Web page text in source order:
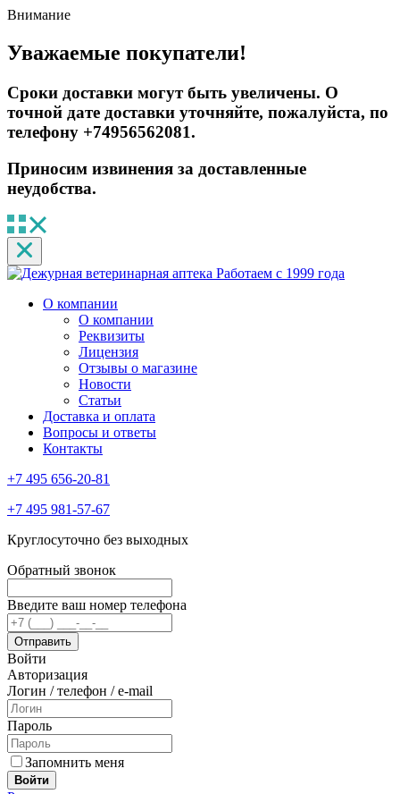
Внимание
Уважаемые покупатели!
Сроки доставки могут быть увеличены. О
точной дате доставки уточняйте, пожалуйста, по
телефону +74956562081.
Приносим извинения за доставленные
неудобства.
Работаем с 1999 года
О компании
О компании
Реквизиты
Лицензия
Отзывы о магазине
Новости
Статьи
Доставка и оплата
Вопросы и ответы
Контакты
+7 495 656-20-81
+7 495 981-57-67
Круглосуточно без выходных
Обратный звонок
Введите ваш номер телефона
Войти
Авторизация
Логин / телефон / e-mail
Пароль
Запомнить меня
Войти